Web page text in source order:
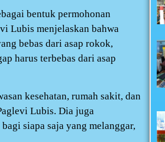
bentuk permohonan
Lubis menjelaskan bahwa
bebas dari asap rokok,
harus terbebas dari asap
kesehatan, rumah sakit, dan
Lubis. Dia juga
siapa saja yang melanggar,